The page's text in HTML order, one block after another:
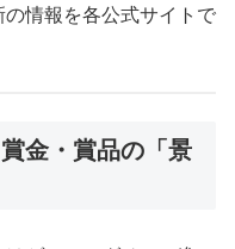
情報を各公式サイトで
金・賞品の「景